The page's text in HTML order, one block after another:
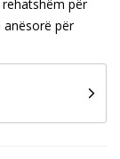
për
për